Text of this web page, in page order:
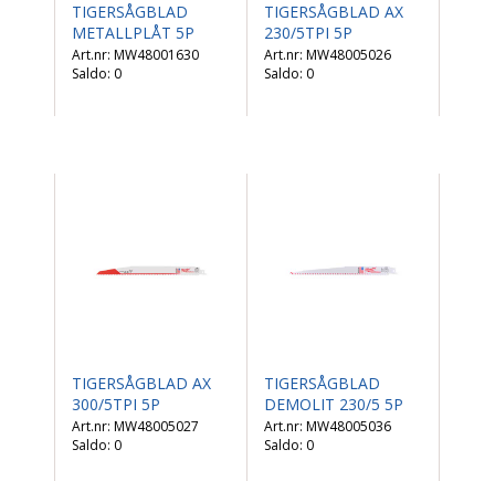
TIGERSÅGBLAD
METALLPLÅT 5P
MW48001630
Saldo: 0
TIGERSÅGBLAD AX
230/5TPI 5P
MW48005026
Saldo: 0
TIGERSÅGBLAD AX
300/5TPI 5P
MW48005027
Saldo: 0
TIGERSÅGBLAD
DEMOLIT 230/5 5P
MW48005036
Saldo: 0